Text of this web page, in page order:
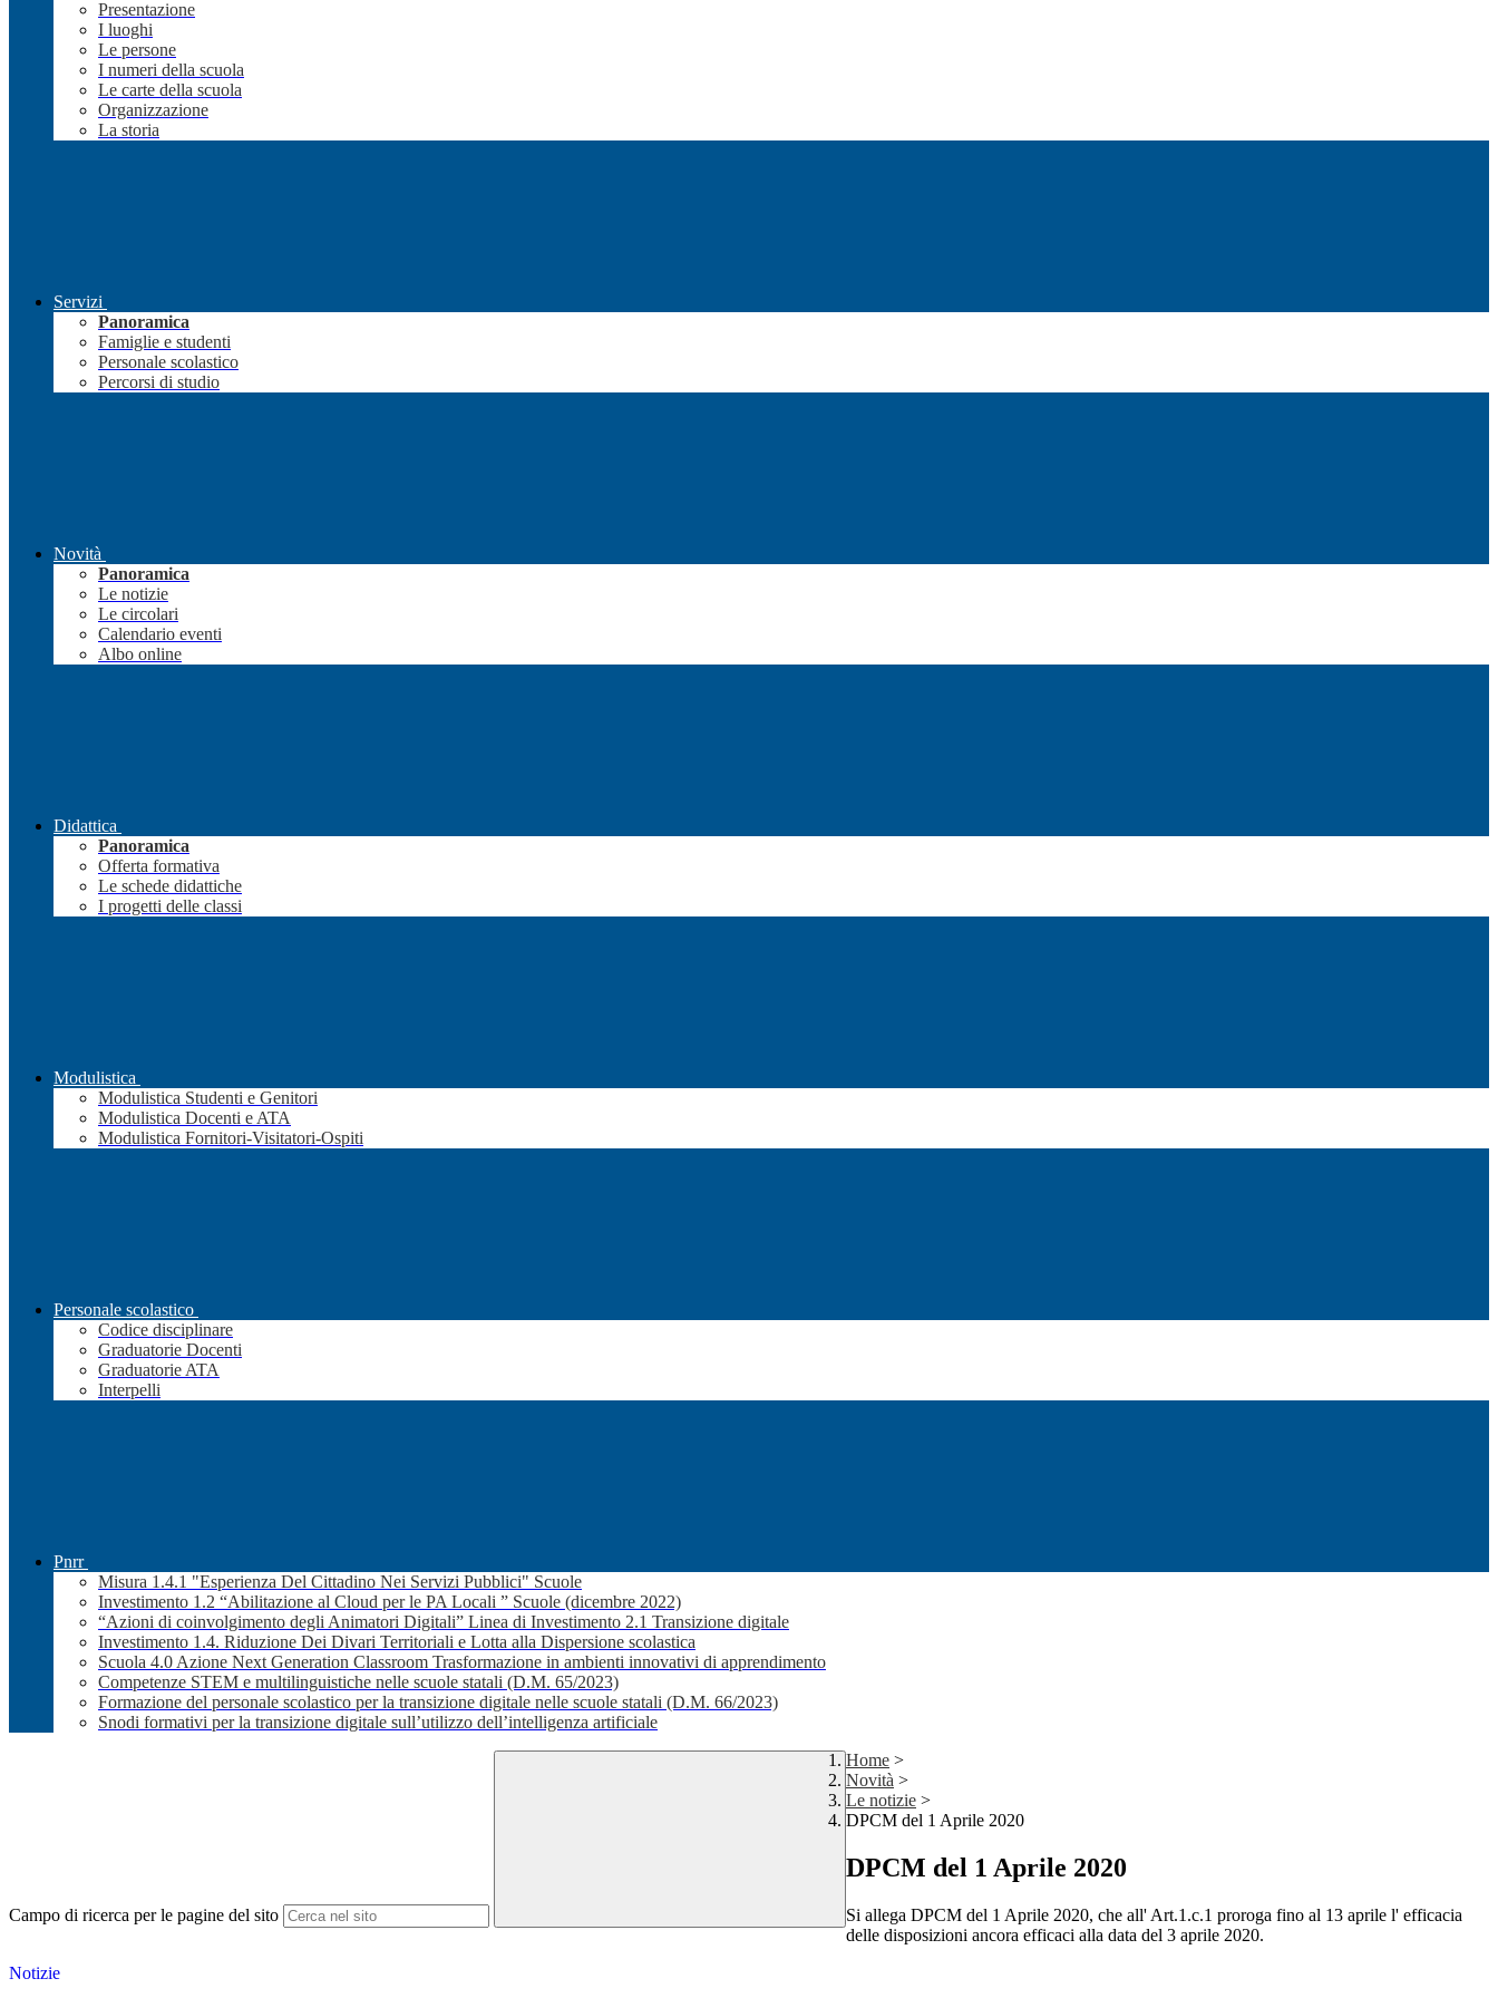
Presentazione
I luoghi
Le persone
I numeri della scuola
Le carte della scuola
Organizzazione
La storia
Servizi
Panoramica
Famiglie e studenti
Personale scolastico
Percorsi di studio
Novità
Panoramica
Le notizie
Le circolari
Calendario eventi
Albo online
Didattica
Panoramica
Offerta formativa
Le schede didattiche
I progetti delle classi
Modulistica
Modulistica Studenti e Genitori
Modulistica Docenti e ATA
Modulistica Fornitori-Visitatori-Ospiti
Personale scolastico
Codice disciplinare
Graduatorie Docenti
Graduatorie ATA
Interpelli
Pnrr
Misura 1.4.1 "Esperienza Del Cittadino Nei Servizi Pubblici" Scuole
Investimento 1.2 “Abilitazione al Cloud per le PA Locali ” Scuole (dicembre 2022)
“Azioni di coinvolgimento degli Animatori Digitali” Linea di Investimento 2.1 Transizione digitale
Investimento 1.4. Riduzione Dei Divari Territoriali e Lotta alla Dispersione scolastica
Scuola 4.0 Azione Next Generation Classroom Trasformazione in ambienti innovativi di apprendimento
Competenze STEM e multilinguistiche nelle scuole statali (D.M. 65/2023)
Formazione del personale scolastico per la transizione digitale nelle scuole statali (D.M. 66/2023)
Snodi formativi per la transizione digitale sull’utilizzo dell’intelligenza artificiale
Campo di ricerca per le pagine del sito
Home >
Novità >
Le notizie >
DPCM del 1 Aprile 2020
DPCM del 1 Aprile 2020
Si allega DPCM del 1 Aprile 2020, che all' Art.1.c.1 proroga fino al 13 aprile l' efficacia
delle disposizioni ancora efficaci alla data del 3 aprile 2020.
Notizie